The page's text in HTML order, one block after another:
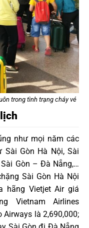
trong tình trạng cháy vé
như mọi năm các
Gòn Hà Nội, Sài
Gòn – Đà Nẵng,…
Sài Gòn Hà Nội
hãng Vietjet Air giá
Vietnam Airlines
Airways là 2,690,000;